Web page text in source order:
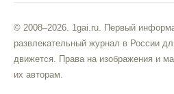
© 2008–2026. 1gai.ru. Первый
развлекательный журнал в России
движется. Права на изображения и
их авторам.